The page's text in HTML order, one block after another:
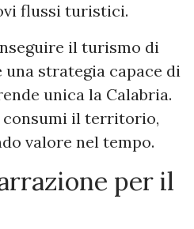
flussi turistici.
il turismo di
strategia capace di
unica la Calabria.
consumi il territorio,
valore nel tempo.
per il